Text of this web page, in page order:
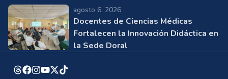
agosto 6, 2026
Docentes de Ciencias Médicas
Fortalecen la Innovación Didáctica en
la Sede Doral